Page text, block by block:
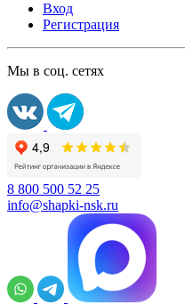
Вход
Регистрация
Мы в соц. сетях
8 800 500 52 25
info@shapki-nsk.ru